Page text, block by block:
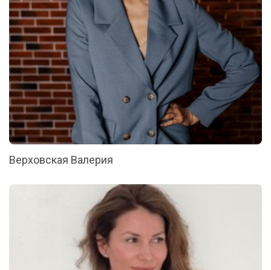
Верховская Валерия